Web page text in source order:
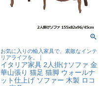
お気に入りの輸入家具で、素敵なインテ
リアライフを。｜
イタリア家具 2人掛けソファ 金
華山張り 猫足 猫脚 ウォールナ
ット仕上げ ソファー 木製 ロコ